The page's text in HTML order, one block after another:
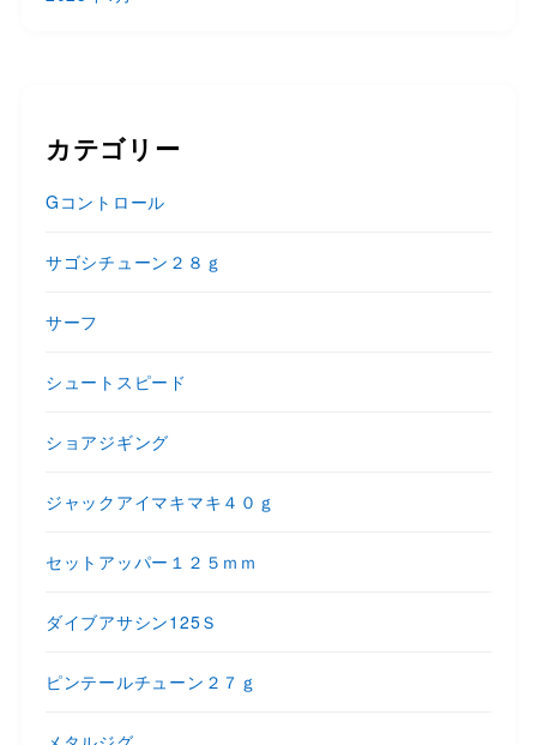
カテゴリー
Gコントロール
サゴシチューン２８ｇ
サーフ
シュートスピード
ショアジギング
ジャックアイマキマキ４０ｇ
セットアッパー１２５ｍｍ
ダイブアサシン125Ｓ
ピンテールチューン２７ｇ